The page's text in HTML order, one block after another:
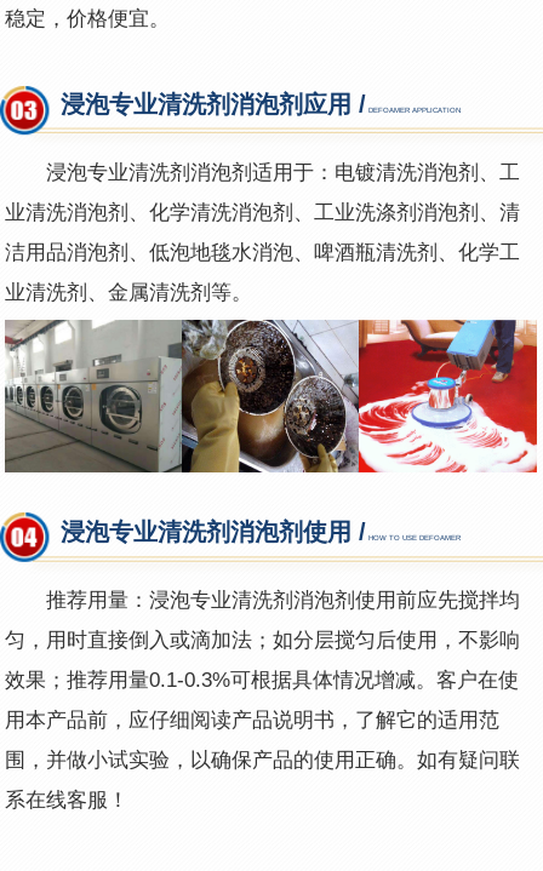
稳定，价格便宜。
浸泡专业清洗剂消泡剂应用 / DEFOAMER APPLICATION
浸泡专业清洗剂消泡剂适用于：电镀清洗消泡剂、工
业清洗消泡剂、化学清洗消泡剂、工业洗涤剂消泡剂、清
洁用品消泡剂、低泡地毯水消泡、啤酒瓶清洗剂、化学工
业清洗剂、金属清洗剂等。
浸泡专业清洗剂消泡剂使用 / HOW TO USE DEFOAMER
推荐用量：浸泡专业清洗剂消泡剂使用前应先搅拌均
匀，用时直接倒入或滴加法；如分层搅匀后使用，不影响
效果；推荐用量0.1-0.3%可根据具体情况增减。客户在使
用本产品前，应仔细阅读产品说明书，了解它的适用范
围，并做小试实验，以确保产品的使用正确。如有疑问联
系在线客服！